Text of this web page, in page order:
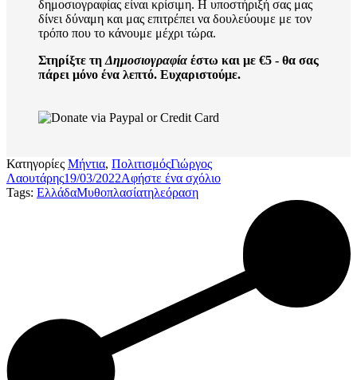
δημοσιογραφίας είναι κρίσιμη. Η υποστήριξή σας μας
δίνει δύναμη και μας επιτρέπει να δουλεύουμε με τον
τρόπο που το κάνουμε μέχρι τώρα.
Στηρίξτε τη Δημοσιογραφία έστω και με €5 - θα σας
πάρει μόνο ένα λεπτό. Ευχαριστούμε.
Κατηγορίες Μήντια, ΠολιτισμόςΓιώργος
Λαουτάρης19/03/2022Αφήστε ένα σχόλιο
Tags: ΕλλάδαΜυθοπλασίατηλεόραση